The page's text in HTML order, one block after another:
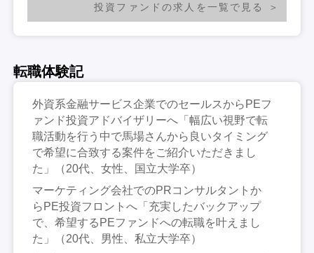
投資ファンドの求人を一覧で見る
転職体験記
外資系金融サービス企業でのセールスからPEフ
ァンド投資アドバイザリーへ「幅広い視野で転
職活動を行う中で馬場さんから良いタイミング
で希望に合致する案件をご紹介いただきまし
た」（20代、女性、国立大学卒）
マーケティング会社でのPRコンサルタントか
らPE投資フロントへ「充実したバックアップ
で、希望するPEファンドへの転職を叶えまし
た」（20代、男性、私立大学卒）